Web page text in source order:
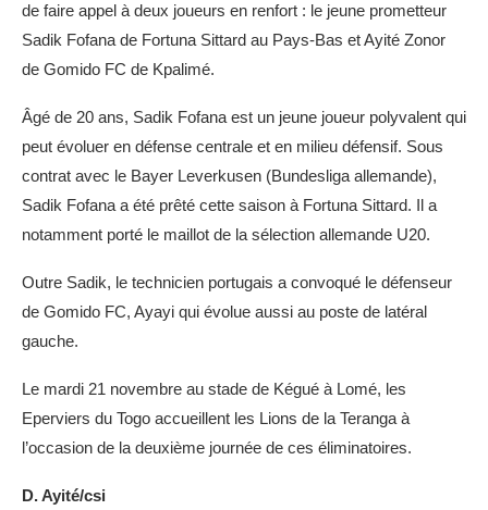
de faire appel à deux joueurs en renfort : le jeune prometteur
Sadik Fofana de Fortuna Sittard au Pays-Bas et Ayité Zonor
de Gomido FC de Kpalimé.
Âgé de 20 ans, Sadik Fofana est un jeune joueur polyvalent qui
peut évoluer en défense centrale et en milieu défensif. Sous
contrat avec le Bayer Leverkusen (Bundesliga allemande),
Sadik Fofana a été prêté cette saison à Fortuna Sittard. Il a
notamment porté le maillot de la sélection allemande U20.
Outre Sadik, le technicien portugais a convoqué le défenseur
de Gomido FC, Ayayi qui évolue aussi au poste de latéral
gauche.
Le mardi 21 novembre au stade de Kégué à Lomé, les
Eperviers du Togo accueillent les Lions de la Teranga à
l’occasion de la deuxième journée de ces éliminatoires.
D. Ayité/csi